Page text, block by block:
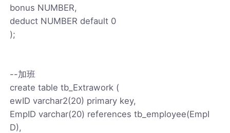
bonus NUMBER,
deduct NUMBER default 0
);
--加班
create table tb_Extrawork (
ewID varchar2(20) primary key,
EmpID varchar(20) references tb_employee(EmpI
D),